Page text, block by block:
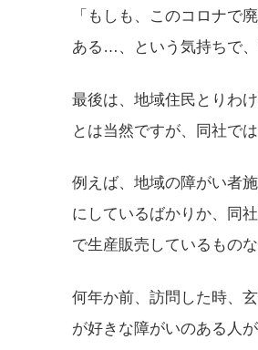
「もしも、このコロナで
ある…、という気持ちで
最後は、地域住民とりわ
とは当然ですが、同社で
例えば、地域の障がい者
にしているばかりか、同
で生産販売しているものな
何年か前、訪問した時、
が好きな障がいのある人